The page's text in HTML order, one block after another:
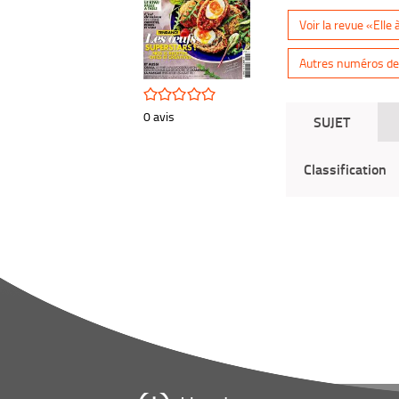
/5
0avis
Voir la revue «Elle
Autres numéros
SUJET
Classification